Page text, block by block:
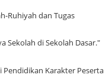
Ruhiyah dan Tugas
Sekolah di Sekolah Dasar."
Pendidikan Karakter Peserta